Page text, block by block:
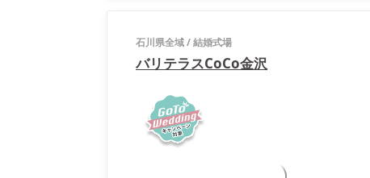
石川県全域/結婚式場
バリテラスCoCo金沢